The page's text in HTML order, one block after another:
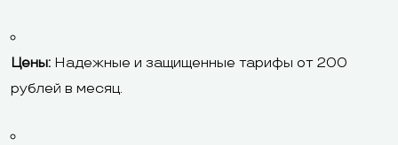
Цены: Надежные и защищенные тарифы от 200
рублей в месяц.